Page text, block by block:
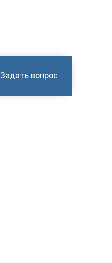
Задать вопрос